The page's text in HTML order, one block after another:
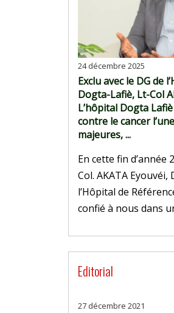
24 décembre 2025
Exclu avec le DG de
Dogta-Lafiè, Lt-Col
L’hôpital Dogta
contre le cancer
majeures, ...
En cette fin d’année
Col. AKATA
l’Hôpital de
confié à nous dans
Editorial
27 décembre 2021